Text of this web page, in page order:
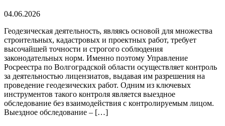
04.06.2026
Геодезическая деятельность, являясь основой для множества
строительных, кадастровых и проектных работ, требует
высочайшей точности и строгого соблюдения
законодательных норм. Именно поэтому Управление
Росреестра по Волгоградской области осуществляет контроль
за деятельностью лицензиатов, выдавая им разрешения на
проведение геодезических работ. Одним из ключевых
инструментов такого контроля является выездное
обследование без взаимодействия с контролируемым лицом.
Выездное обследование – […]